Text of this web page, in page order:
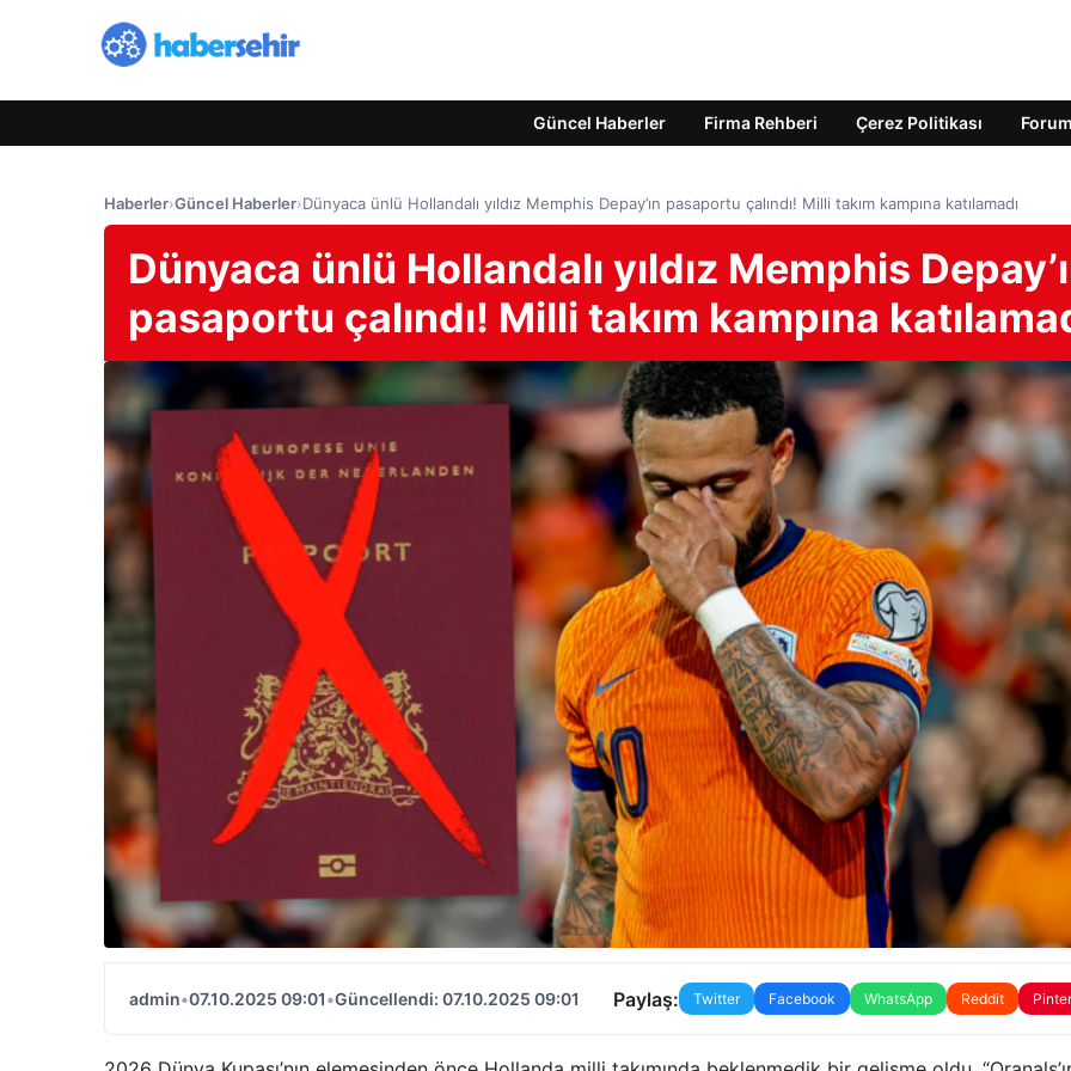
Güncel Haberler Firma Rehberi Çerez Politikası Forum
Haberler›Güncel Haberler›Dünyaca ünlü Hollandalı yıldız Memphis Depay’ın pasaportu çalındı! Milli takım kampına katılamadı
Dünyaca ünlü Hollandalı yıldız Memphis
pasaportu çalındı! Milli takım kampına
admin•07.10.2025 09:01•Güncellendi: 07.10.2025 09:01 Paylaş: Twitter Facebook WhatsApp Reddit